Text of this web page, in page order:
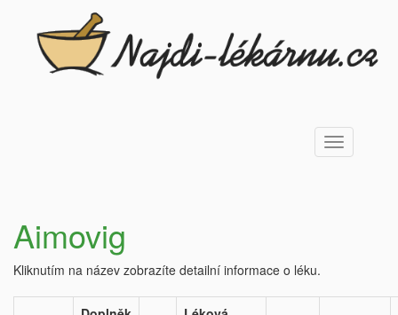
Toggle
navigation
Aimovig
Kliknutím na název zobrazíte detailní informace o léku.